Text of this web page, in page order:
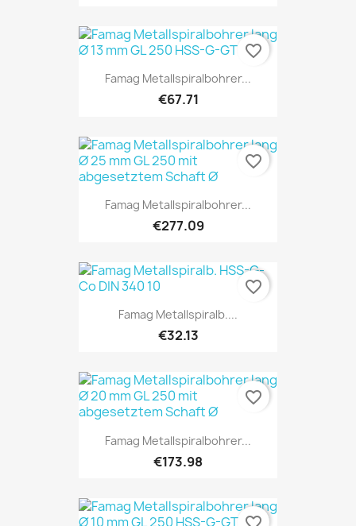
Famag Metallspiralbohrer...
€67.71
favorite_border
Famag Metallspiralbohrer...
€277.09
favorite_border
Famag Metallspiralb....
€32.13
favorite_border
Famag Metallspiralbohrer...
€173.98
favorite_border